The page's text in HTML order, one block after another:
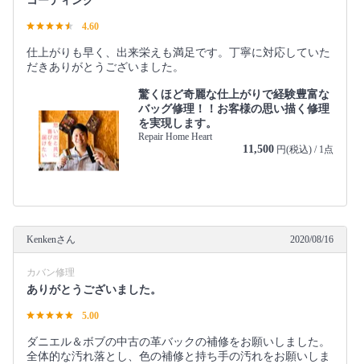
4.60
仕上がりも早く、出来栄えも満足です。丁寧に対応していた
だきありがとうございました。
驚くほど奇麗な仕上がりで経験豊富な
バッグ修理！！お客様の思い描く修理
を実現します。
Repair Home Heart
11,500 円(税込) / 1点
Kenkenさん 2020/08/16
カバン修理
ありがとうございました。
5.00
ダニエル＆ボブの中古の革バックの補修をお願いしました。
全体的な汚れ落とし、色の補修と持ち手の汚れをお願いしま